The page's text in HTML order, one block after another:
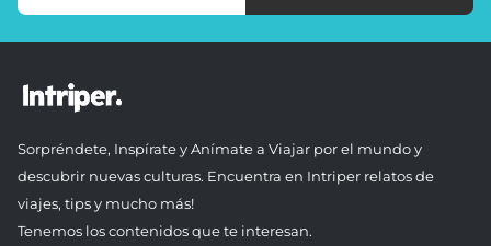
Sorpréndete, Inspírate y Anímate a Viajar por el mundo y
descubrir nuevas culturas. Encuentra en Intriper relatos de
viajes, tips y mucho más!
Tenemos los contenidos que te interesan.